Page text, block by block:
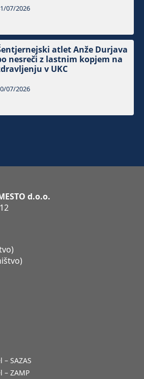
07/2026
atlet Anže Durjava
nesreči z lastnim kopjem na
v UKC
07/2026
d.o.o.
SAZAS
– ZAMP